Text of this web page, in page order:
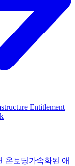
Entitlement
온보딩가속화된 애